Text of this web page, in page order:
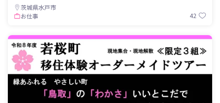
茨城県水戸市
お仕事
42